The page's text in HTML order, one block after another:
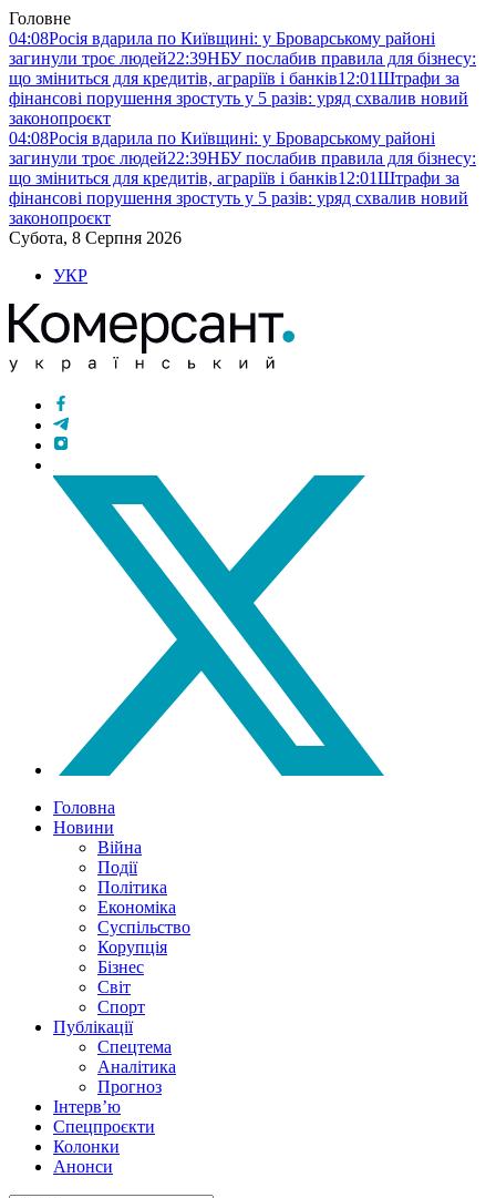
Головне
04:08Росія вдарила по Київщині: у Броварському районі
загинули троє людей22:39НБУ послабив правила для бізнесу:
що зміниться для кредитів, аграріїв і банків12:01Штрафи за
фінансові порушення зростуть у 5 разів: уряд схвалив новий
законопроєкт
04:08Росія вдарила по Київщині: у Броварському районі
загинули троє людей22:39НБУ послабив правила для бізнесу:
що зміниться для кредитів, аграріїв і банків12:01Штрафи за
фінансові порушення зростуть у 5 разів: уряд схвалив новий
законопроєкт
Субота, 8 Серпня 2026
УКР
Головна
Новини
Війна
Події
Політика
Економіка
Суспільство
Корупція
Бізнес
Світ
Спорт
Публікації
Спецтема
Аналітика
Прогноз
Інтерв’ю
Спецпроєкти
Колонки
Анонси